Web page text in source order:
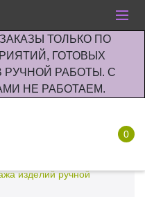
ТОЛЬКО ПО
ГОТОВЫХ
РУЧНОЙ РАБОТЫ. С
НЕ РАБОТАЕМ.
0
изделий ручной